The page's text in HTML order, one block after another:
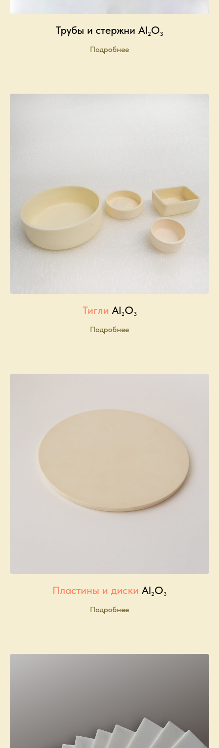
Трубы и стержни Al2O3
Подробнее
Тигли Al2O3
Подробнее
Пластины и диски Al2O3
Подробнее